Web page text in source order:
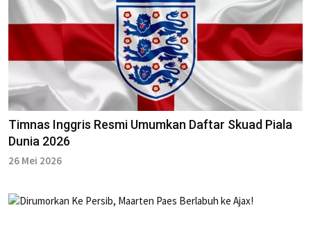
Timnas Inggris Resmi Umumkan Daftar Skuad Piala
Dunia 2026
26 Mei 2026